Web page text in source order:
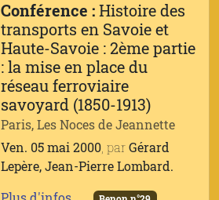
Conférence :Histoire des
transports en Savoie et
Haute-Savoie : 2ème partie
: la mise en place du
réseau ferroviaire
savoyard (1850-1913)
Paris, Les Noces de Jeannette
Ven. 05 mai 2000, parGérard
Lepère, Jean-Pierre Lombard.